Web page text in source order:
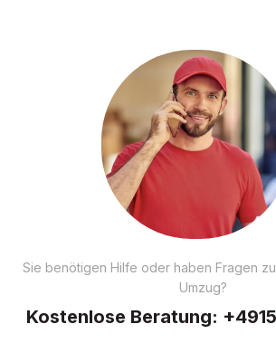
Sie benötigen Hilfe oder haben Fragen
Umzug?
Kostenlose Beratung: